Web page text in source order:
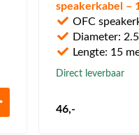
speakerkabel –
OFC
Diameter:
Lengte: 15
Direct leverbaar
46,-